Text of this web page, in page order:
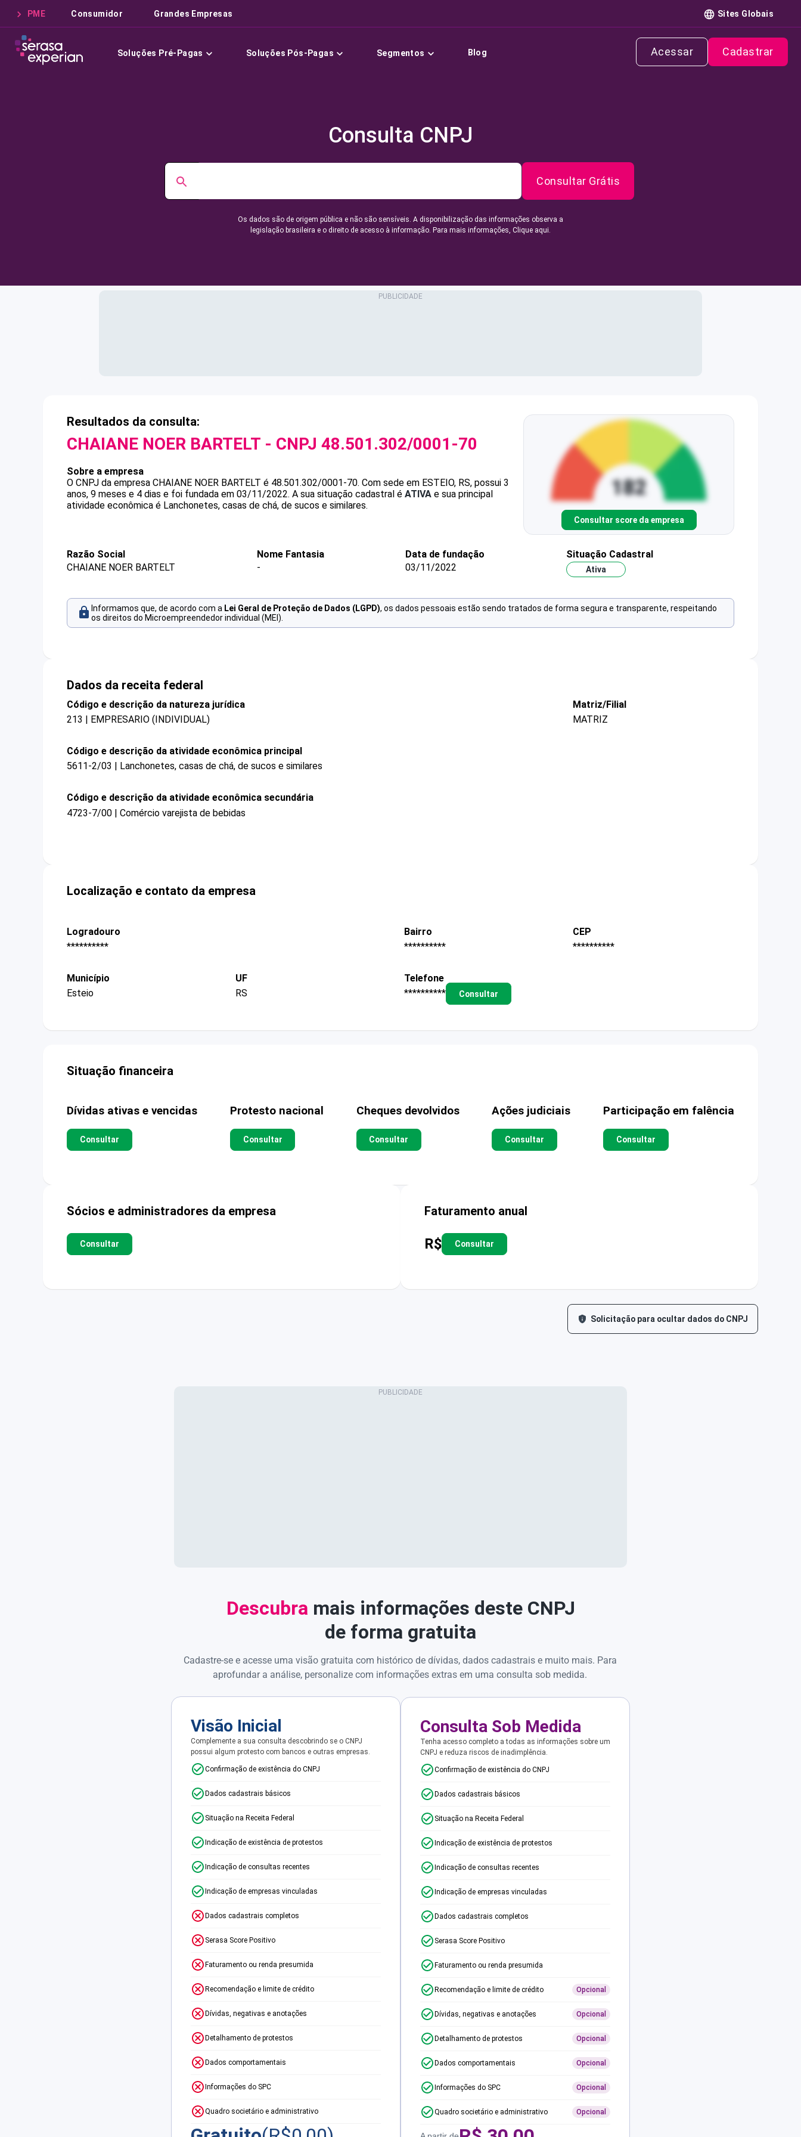
PME Consumidor Grandes Empresas Sites Globais
Soluções Pré-Pagas Soluções Pós-Pagas Segmentos Blog Acessar Cadastrar
Consulta CNPJ
Consultar Grátis
Os dados são de origem pública e não são sensíveis. A disponibilização das informações observa a
legislação brasileira e o direito de acesso à informação. Para mais informações, Clique aqui.
Resultados da consulta:
CHAIANE NOER BARTELT - CNPJ 48.501.302/0001-70
Sobre a empresa
O CNPJ da empresa CHAIANE NOER BARTELT é 48.501.302/0001-70. Com sede em ESTEIO, RS, possui 3
anos, 9 meses e 4 dias e foi fundada em 03/11/2022. A sua situação cadastral é ATIVA e sua principal
atividade econômica é Lanchonetes, casas de chá, de sucos e similares.
Consultar score da empresa
Razão Social
CHAIANE NOER BARTELT
Nome Fantasia
-
Data de fundação
03/11/2022
Situação Cadastral
Ativa
Informamos que, de acordo com a Lei Geral de Proteção de Dados (LGPD), os dados pessoais estão sendo tratados de forma segura e transparente, respeitando
os direitos do Microempreendedor individual (MEI).
Dados da receita federal
Código e descrição da natureza jurídica
213 | EMPRESARIO (INDIVIDUAL)
Matriz/Filial
MATRIZ
Código e descrição da atividade econômica principal
5611-2/03 | Lanchonetes, casas de chá, de sucos e similares
Código e descrição da atividade econômica secundária
4723-7/00 | Comércio varejista de bebidas
Localização e contato da empresa
Logradouro
**********
Bairro
**********
CEP
**********
Município
Esteio
UF
RS
Telefone
**********
Consultar
Situação financeira
Dívidas ativas e vencidas
Consultar
Protesto nacional
Consultar
Cheques devolvidos
Consultar
Ações judiciais
Consultar
Participação em falência
Consultar
Sócios e administradores da empresa
Consultar
Faturamento anual
R$ Consultar
Solicitação para ocultar dados do CNPJ
Descubra mais informações deste CNPJ
de forma gratuita
Cadastre-se e acesse uma visão gratuita com histórico de dívidas, dados cadastrais e muito mais. Para
aprofundar a análise, personalize com informações extras em uma consulta sob medida.
Visão Inicial
Complemente a sua consulta descobrindo se o CNPJ
possui algum protesto com bancos e outras empresas.
Confirmação de existência do CNPJ
Dados cadastrais básicos
Situação na Receita Federal
Indicação de existência de protestos
Indicação de consultas recentes
Indicação de empresas vinculadas
Dados cadastrais completos
Serasa Score Positivo
Faturamento ou renda presumida
Recomendação e limite de crédito
Dívidas, negativas e anotações
Detalhamento de protestos
Dados comportamentais
Informações do SPC
Quadro societário e administrativo
Consulta Sob Medida
Tenha acesso completo a todas as informações sobre um
CNPJ e reduza riscos de inadimplência.
Confirmação de existência do CNPJ
Dados cadastrais básicos
Situação na Receita Federal
Indicação de existência de protestos
Indicação de consultas recentes
Indicação de empresas vinculadas
Dados cadastrais completos
Serasa Score Positivo
Faturamento ou renda presumida
Recomendação e limite de crédito Opcional
Dívidas, negativas e anotações Opcional
Detalhamento de protestos Opcional
Dados comportamentais Opcional
Informações do SPC Opcional
Quadro societário e administrativo Opcional